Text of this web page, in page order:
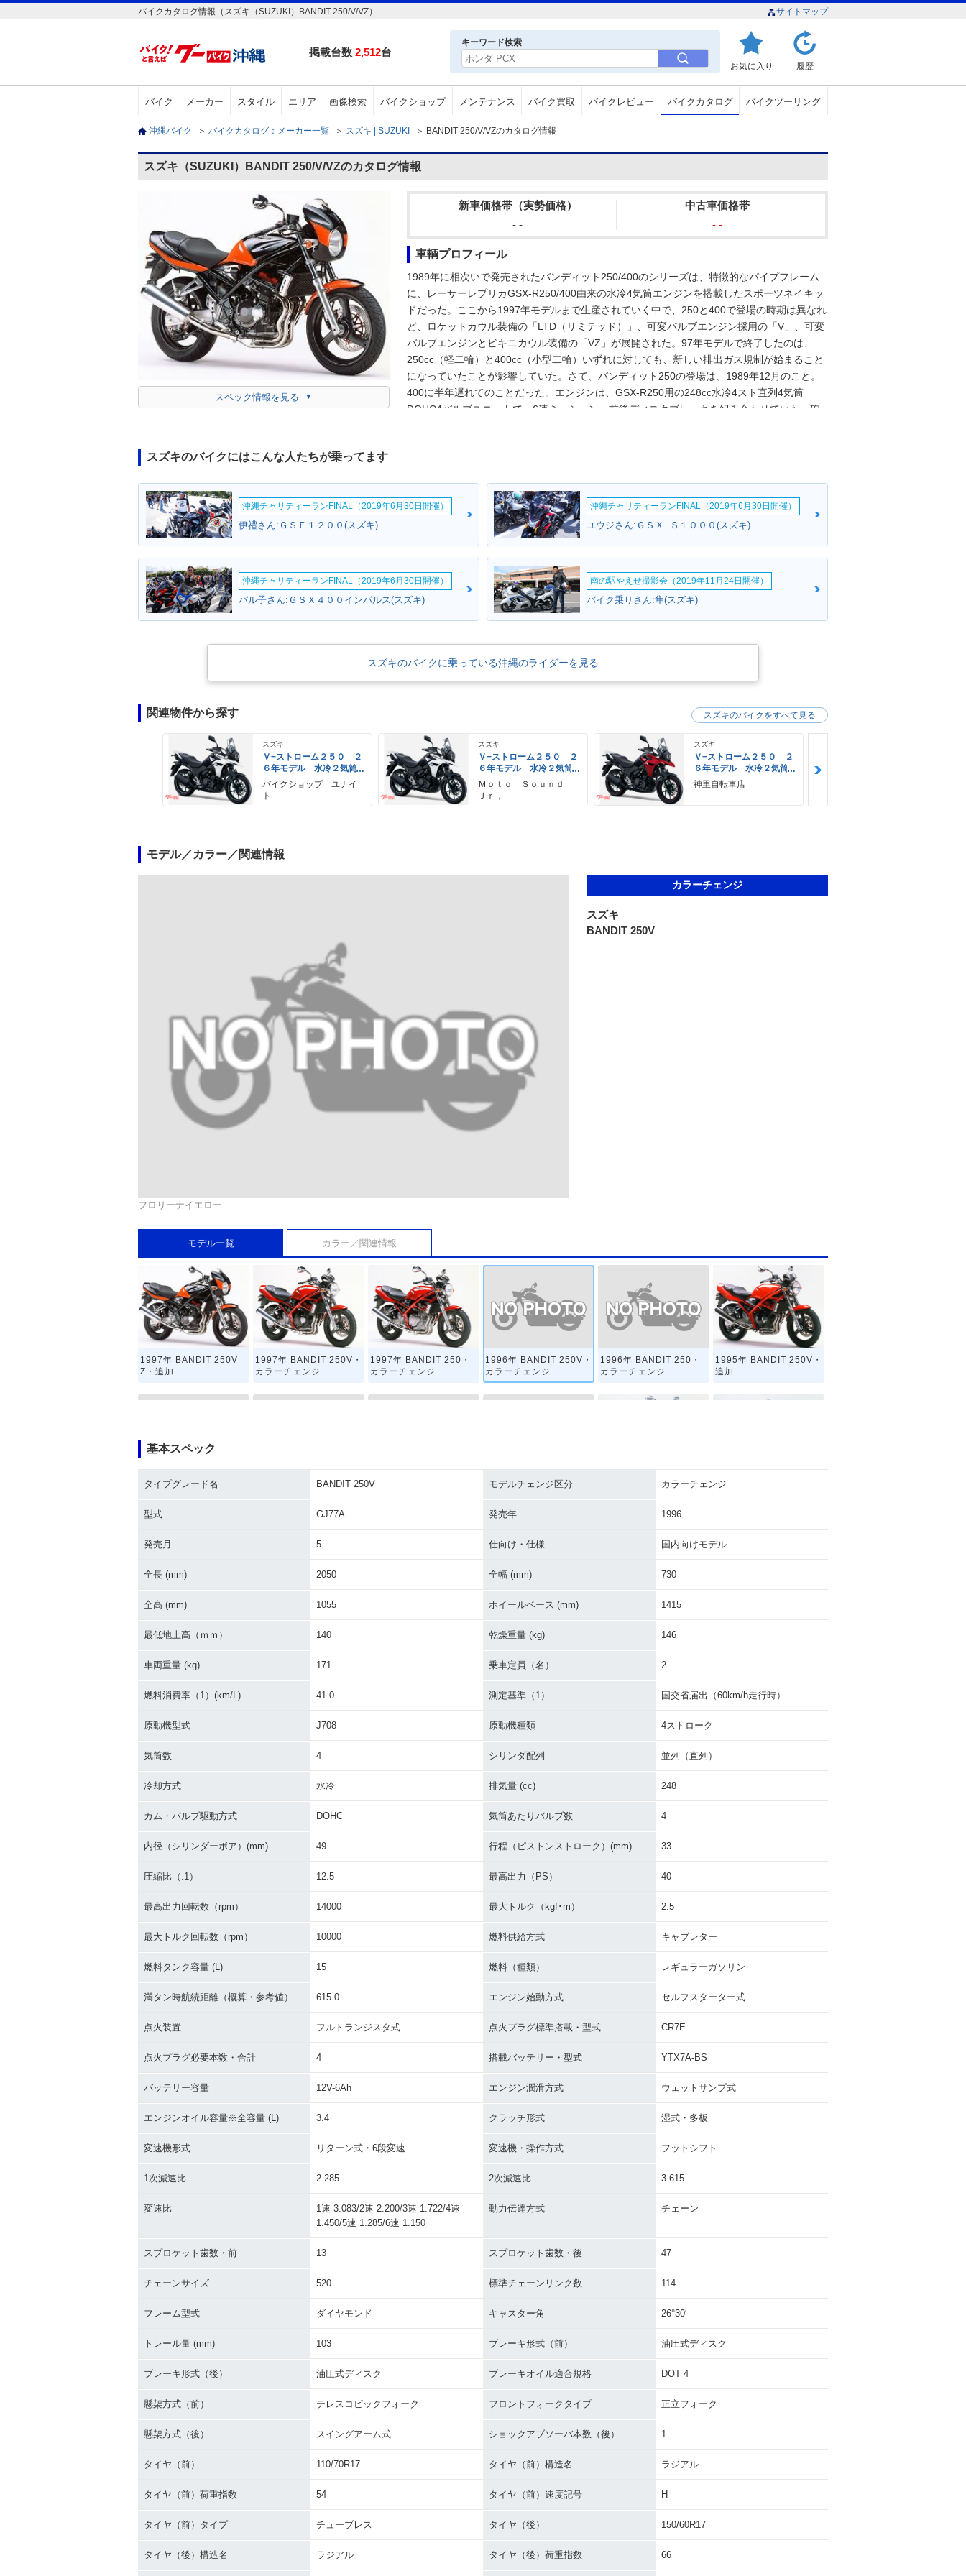
バイクカタログ情報（スズキ（SUZUKI）BANDIT 250/V/VZ） サイトマップ
掲載台数 2,512台
キーワード検索
お気に入り 履歴
バイク メーカー スタイル エリア 画像検索 バイクショップ メンテナンス バイク買取 バイクレビュー バイクカタログ バイクツーリング
沖縄バイク ＞ バイクカタログ：メーカー一覧 ＞ スズキ | SUZUKI ＞ BANDIT 250/V/VZのカタログ情報
スズキ（SUZUKI）BANDIT 250/V/VZのカタログ情報
スペック情報を見る
新車価格帯（実勢価格）
- -
中古車価格帯
- -
車輌プロフィール
1989年に相次いで発売されたバンディット250/400のシリーズは、特徴的なパイプフレーム
に、レーサーレプリカGSX-R250/400由来の水冷4気筒エンジンを搭載したスポーツネイキッ
ドだった。ここから1997年モデルまで生産されていく中で、250と400で登場の時期は異なれ
ど、ロケットカウル装備の「LTD（リミテッド）」、可変バルブエンジン採用の「V」、可変
バルブエンジンとビキニカウル装備の「VZ」が展開された。97年モデルで終了したのは、
250cc（軽二輪）と400cc（小型二輪）いずれに対しても、新しい排出ガス規制が始まること
になっていたことが影響していた。さて、バンディット250の登場は、1989年12月のこと。
400に半年遅れてのことだった。エンジンは、GSX-R250用の248cc水冷4スト直列4気筒
DOHC4バルブユニットで、6速ミッション、前後ディスクブレーキを組み合わせていた。砲
モデルライフに幕を下ろした。
スズキのバイクにはこんな人たちが乗ってます
沖縄チャリティーランFINAL（2019年6月30日開催）
伊禮さん:ＧＳＦ１２００(スズキ)
沖縄チャリティーランFINAL（2019年6月30日開催）
ユウジさん:ＧＳＸ−Ｓ１０００(スズキ)
沖縄チャリティーランFINAL（2019年6月30日開催）
パル子さん:ＧＳＸ４００インパルス(スズキ)
南の駅やえせ撮影会（2019年11月24日開催）
バイク乗りさん:隼(スズキ)
スズキのバイクに乗っている沖縄のライダーを見る
関連物件から探す
スズキ
Ｖ−ストローム２５０ ２
６年モデル 水冷２気筒
エンジン ＬＥＤヘッド
ライト標準装備
バイクショップ ユナイ
ト
スズキ
Ｖ−ストローム２５０ ２
６年モデル 水冷２気筒
エンジン ＬＥＤヘッド
ライト標準装備
Ｍｏｔｏ Ｓｏｕｎｄ
Ｊｒ，
スズキ
Ｖ−ストローム２５０ ２
６年モデル 水冷２気筒
エンジン ＬＥＤヘッド
ライト標準装備
神里自転車店
スズキのバイクをすべて見る
モデル／カラー／関連情報
フロリーナイエロー
カラーチェンジ
スズキ
BANDIT 250V
モデル一覧 カラー／関連情報
1997年 BANDIT 250V
Z・追加
1997年 BANDIT 250V・
カラーチェンジ
1997年 BANDIT 250・
カラーチェンジ
1996年 BANDIT 250V・
カラーチェンジ
1996年 BANDIT 250・
カラーチェンジ
1995年 BANDIT 250V・
追加
1995年 BANDIT 250・
1994年 BANDIT 250
1993年 BANDIT 250・
1991年 BANDIT 250・
1990年 BANDIT 250・
1990年 BANDIT 250・
基本スペック
タイプグレード名 BANDIT 250V モデルチェンジ区分 カラーチェンジ
型式 GJ77A 発売年 1996
発売月 5 仕向け・仕様 国内向けモデル
全長 (mm) 2050 全幅 (mm) 730
全高 (mm) 1055 ホイールベース (mm) 1415
最低地上高（ｍｍ） 140 乾燥重量 (kg) 146
車両重量 (kg) 171 乗車定員（名） 2
燃料消費率（1）(km/L) 41.0 測定基準（1） 国交省届出（60km/h走行時）
原動機型式 J708 原動機種類 4ストローク
気筒数 4 シリンダ配列 並列（直列）
冷却方式 水冷 排気量 (cc) 248
カム・バルブ駆動方式 DOHC 気筒あたりバルブ数 4
内径（シリンダーボア）(mm) 49 行程（ピストンストローク）(mm) 33
圧縮比（:1） 12.5 最高出力（PS） 40
最高出力回転数（rpm） 14000 最大トルク（kgf･m） 2.5
最大トルク回転数（rpm） 10000 燃料供給方式 キャブレター
燃料タンク容量 (L) 15 燃料（種類） レギュラーガソリン
満タン時航続距離（概算・参考値） 615.0 エンジン始動方式 セルフスターター式
点火装置 フルトランジスタ式 点火プラグ標準搭載・型式 CR7E
点火プラグ必要本数・合計 4 搭載バッテリー・型式 YTX7A-BS
バッテリー容量 12V-6Ah エンジン潤滑方式 ウェットサンプ式
エンジンオイル容量※全容量 (L) 3.4 クラッチ形式 湿式・多板
変速機形式 リターン式・6段変速 変速機・操作方式 フットシフト
1次減速比 2.285 2次減速比 3.615
変速比
1速 3.083/2速 2.200/3速 1.722/4速
1.450/5速 1.285/6速 1.150
動力伝達方式 チェーン
スプロケット歯数・前 13 スプロケット歯数・後 47
チェーンサイズ 520 標準チェーンリンク数 114
フレーム型式 ダイヤモンド キャスター角 26°30′
トレール量 (mm) 103 ブレーキ形式（前） 油圧式ディスク
ブレーキ形式（後） 油圧式ディスク ブレーキオイル適合規格 DOT 4
懸架方式（前） テレスコピックフォーク フロントフォークタイプ 正立フォーク
懸架方式（後） スイングアーム式 ショックアブソーバ本数（後） 1
タイヤ（前） 110/70R17 タイヤ（前）構造名 ラジアル
タイヤ（前）荷重指数 54 タイヤ（前）速度記号 H
タイヤ（前）タイプ チューブレス タイヤ（後） 150/60R17
タイヤ（後）構造名 ラジアル タイヤ（後）荷重指数 66